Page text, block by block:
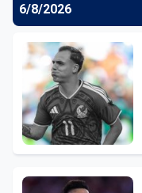
6/8/2026